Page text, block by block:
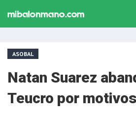
ASOBAL
Natan Suarez
Teucro por